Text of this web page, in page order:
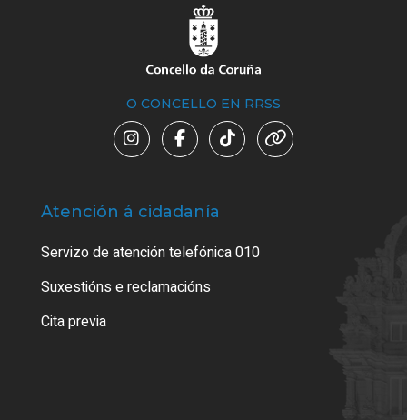
O CONCELLO EN RRSS
Atención á cidadanía
Servizo de atención telefónica 010
Suxestións e reclamacións
Cita previa